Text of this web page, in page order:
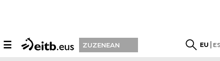
☰ ZUZENEAN EU